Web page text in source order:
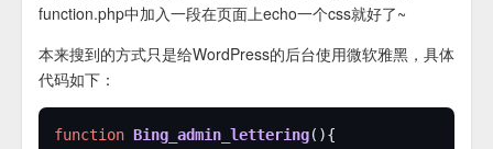
function.php中加入一段在页面上echo一个css就好了~
本来搜到的方式只是给WordPress的后台使用微软雅黑，具体
代码如下：
function Bing_admin_lettering